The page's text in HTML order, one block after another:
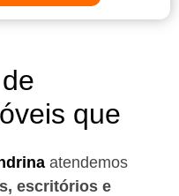
que
atendemos
escritórios e